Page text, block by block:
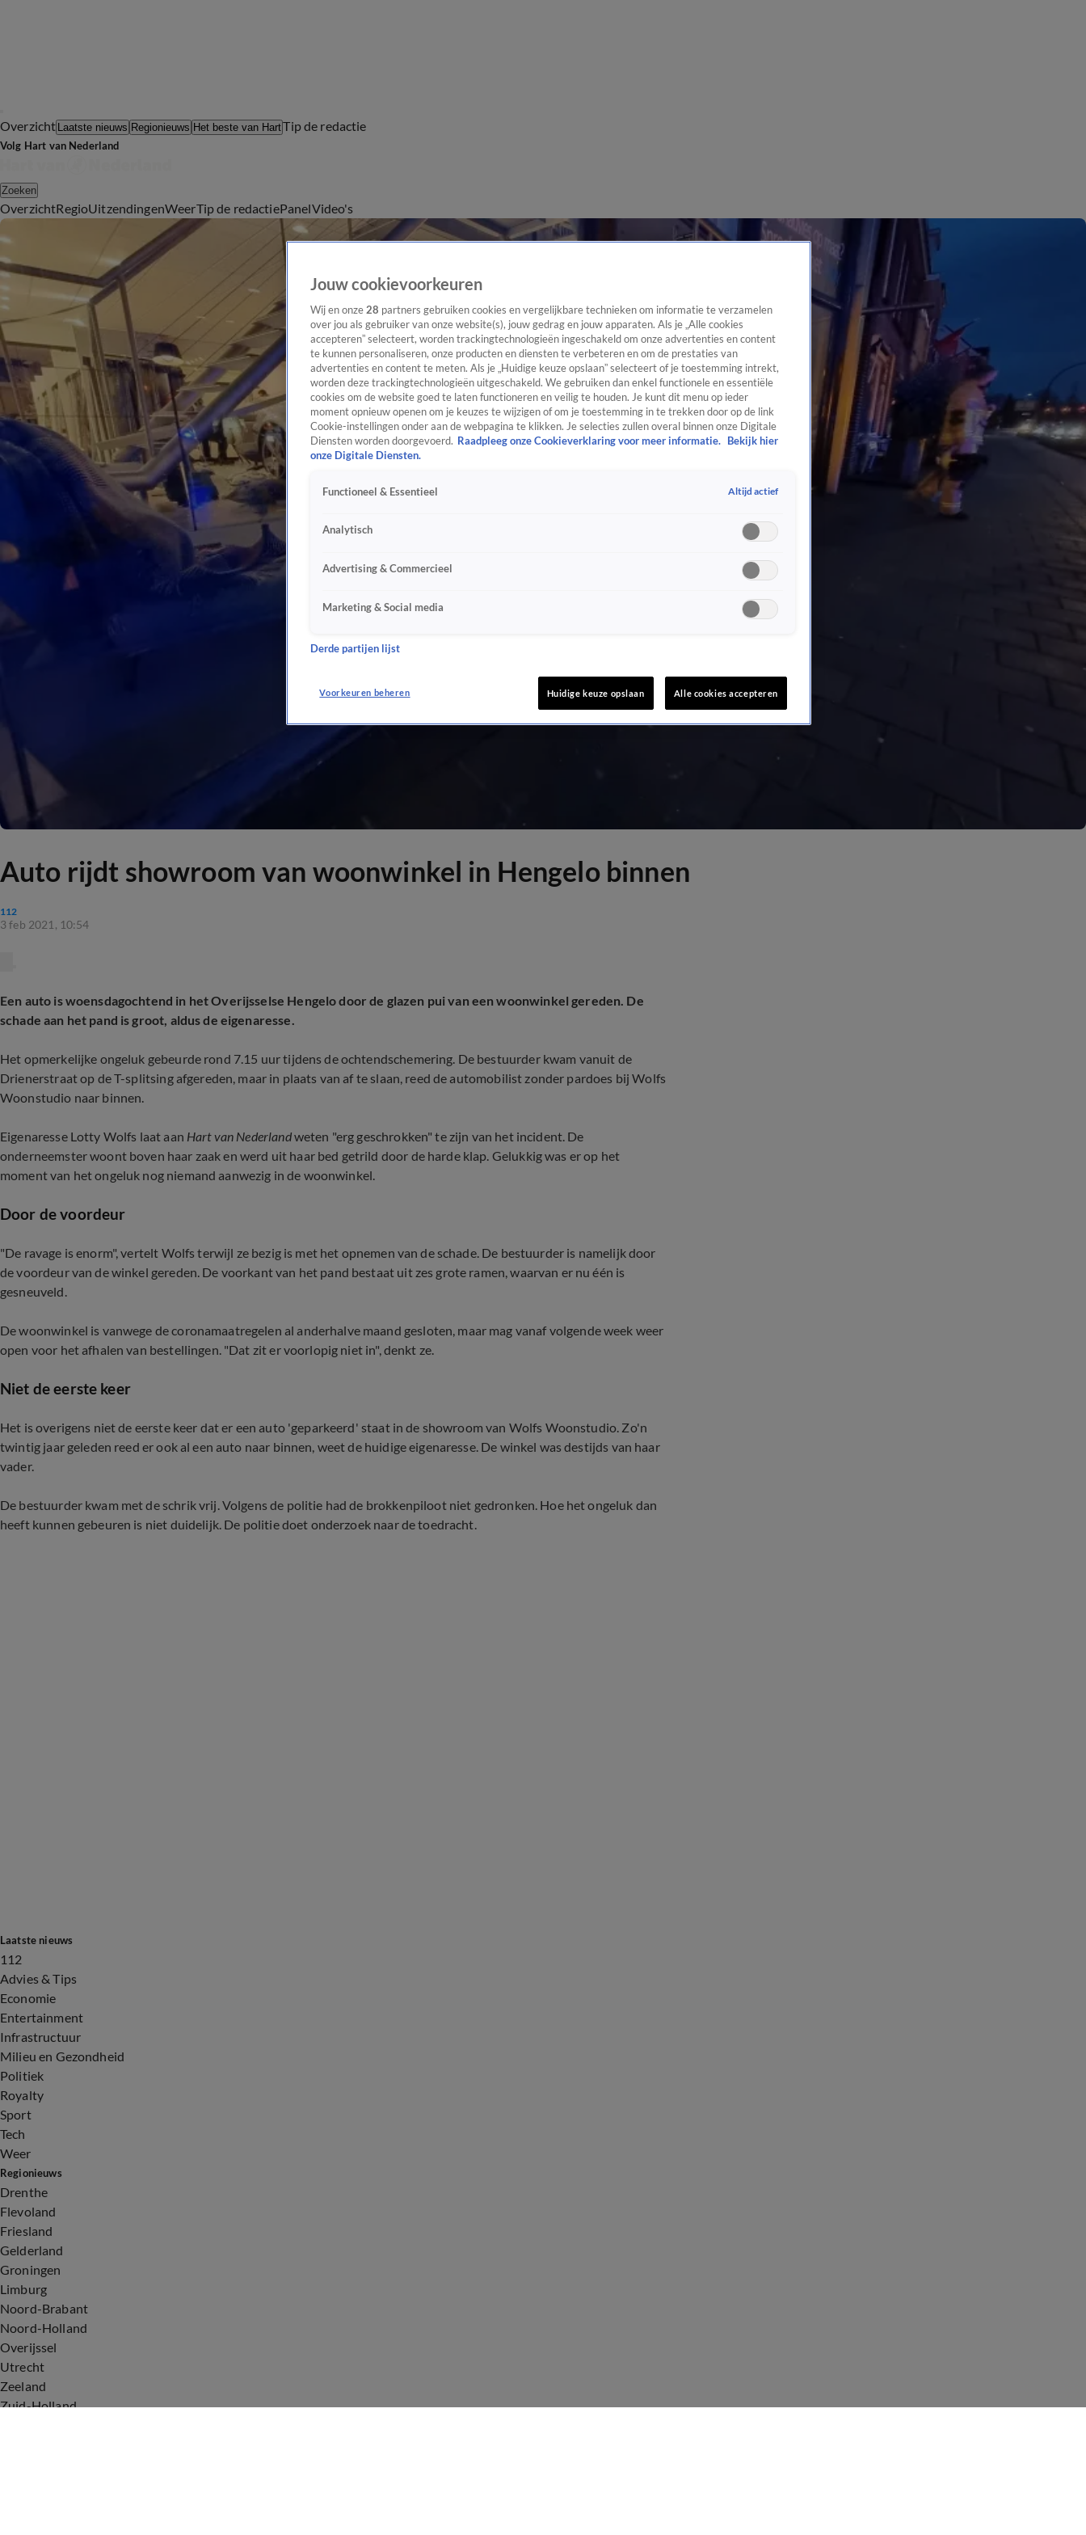
Overzicht Laatste nieuws Regionieuws Het beste van HartTip de redactie
Volg Hart van Nederland
Zoeken
OverzichtRegioUitzendingenWeerTip de redactiePanelVideo's
Auto rijdt showroom van woonwinkel in Hengelo binnen
112
3 feb 2021, 10:54
Een auto is woensdagochtend in het Overijsselse Hengelo door de glazen pui van een woonwinkel gereden. De
schade aan het pand is groot, aldus de eigenaresse.
Het opmerkelijke ongeluk gebeurde rond 7.15 uur tijdens de ochtendschemering. De bestuurder kwam vanuit de
Drienerstraat op de T-splitsing afgereden, maar in plaats van af te slaan, reed de automobilist zonder pardoes bij Wolfs
Woonstudio naar binnen.
Eigenaresse Lotty Wolfs laat aan Hart van Nederlandweten "erg geschrokken" te zijn van het incident. De
onderneemster woont boven haar zaak en werd uit haar bed getrild door de harde klap. Gelukkig was er op het
moment van het ongeluk nog niemand aanwezig in de woonwinkel.
Door de voordeur
"De ravage is enorm", vertelt Wolfs terwijl ze bezig is met het opnemen van de schade. De bestuurder is namelijk door
de voordeur van de winkel gereden. De voorkant van het pand bestaat uit zes grote ramen, waarvan er nu één is
gesneuveld.
De woonwinkel is vanwege de coronamaatregelen al anderhalve maand gesloten, maar mag vanaf volgende week weer
open voor het afhalen van bestellingen. "Dat zit er voorlopig niet in", denkt ze.
Niet de eerste keer
Het is overigens niet de eerste keer dat er een auto 'geparkeerd' staat in de showroom van Wolfs Woonstudio. Zo'n
twintig jaar geleden reed er ook al een auto naar binnen, weet de huidige eigenaresse. De winkel was destijds van haar
vader.
De bestuurder kwam met de schrik vrij. Volgens de politie had de brokkenpiloot niet gedronken. Hoe het ongeluk dan
heeft kunnen gebeuren is niet duidelijk. De politie doet onderzoek naar de toedracht.
Laatste nieuws
112
Advies & Tips
Economie
Entertainment
Infrastructuur
Milieu en Gezondheid
Politiek
Royalty
Sport
Tech
Weer
Regionieuws
Drenthe
Flevoland
Friesland
Gelderland
Groningen
Limburg
Noord-Brabant
Noord-Holland
Overijssel
Utrecht
Zeeland
Zuid-Holland
Jouw cookievoorkeuren
Wij en onze 28 partners gebruiken cookies en vergelijkbare technieken om informatie te verzamelen
over jou als gebruiker van onze website(s), jouw gedrag en jouw apparaten. Als je „Alle cookies
accepteren” selecteert, worden trackingtechnologieën ingeschakeld om onze advertenties en content
te kunnen personaliseren, onze producten en diensten te verbeteren en om de prestaties van
advertenties en content te meten. Als je „Huidige keuze opslaan” selecteert of je toestemming intrekt,
worden deze trackingtechnologieën uitgeschakeld. We gebruiken dan enkel functionele en essentiële
cookies om de website goed te laten functioneren en veilig te houden. Je kunt dit menu op ieder
moment opnieuw openen om je keuzes te wijzigen of om je toestemming in te trekken door op de link
Cookie-instellingen onder aan de webpagina te klikken. Je selecties zullen overal binnen onze Digitale
Diensten worden doorgevoerd. Raadpleeg onze Cookieverklaring voor meer informatie.
Bekijk hier
onze Digitale Diensten.
Functioneel & Essentieel Altijd actief
Analytisch
Advertising & Commercieel
Marketing & Social media
Derde partijen lijst
Voorkeuren beheren Huidige keuze opslaan Alle cookies accepteren